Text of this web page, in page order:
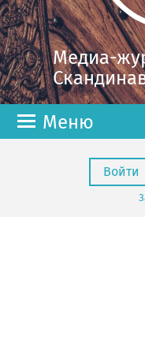
Медиа-
Меню
Войти